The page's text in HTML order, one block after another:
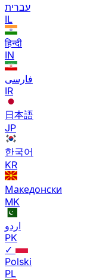
עברית
IL
हिन्दी
IN
فارسی
IR
日本語
JP
한국어
KR
Македонски
MK
اردو
PK
✓
Polski
PL